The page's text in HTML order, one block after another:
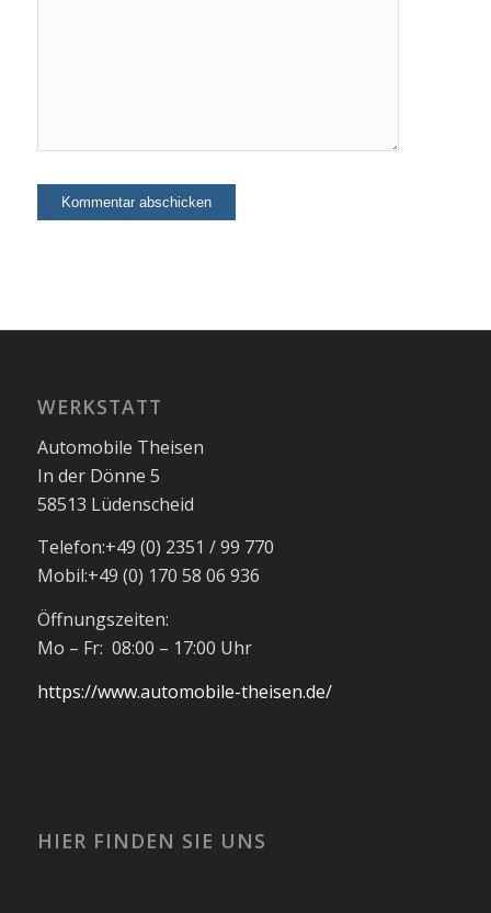
WERKSTATT
Automobile Theisen
In der Dönne 5
58513 Lüdenscheid
Telefon:+49 (0) 2351 / 99 770
Mobil:+49 (0) 170 58 06 936
Öffnungszeiten:
Mo – Fr: 08:00 – 17:00 Uhr
https://www.automobile-theisen.de/
HIER FINDEN SIE UNS